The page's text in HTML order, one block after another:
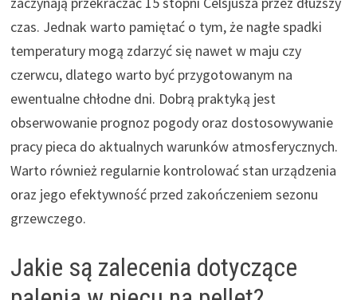
czas. Jednak warto pamiętać o tym, że nagłe spadki
temperatury mogą zdarzyć się nawet w maju czy
czerwcu, dlatego warto być przygotowanym na
ewentualne chłodne dni. Dobrą praktyką jest
obserwowanie prognoz pogody oraz dostosowywanie
pracy pieca do aktualnych warunków atmosferycznych.
Warto również regularnie kontrolować stan urządzenia
oraz jego efektywność przed zakończeniem sezonu
grzewczego.
Jakie są zalecenia dotyczące